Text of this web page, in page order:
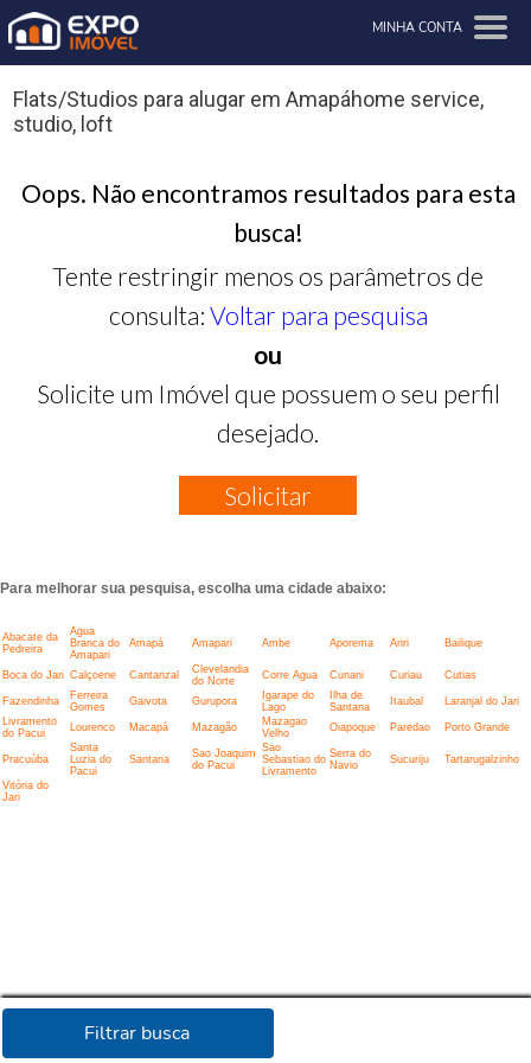
MINHA CONTA
Filtrar busca
Flats/Studios para alugar em Amapáhome service,
studio, loft
Oops. Não encontramos resultados para esta
busca!
Tente restringir menos os parâmetros de
consulta: Voltar para pesquisa
ou
Solicite um Imóvel que possuem o seu perfil
desejado.
Solicitar
Para melhorar sua pesquisa, escolha uma cidade abaixo:
Abacate da
Pedreira
Agua
Branca do
Amapari
Amapá Amapari Ambe Aporema Ariri Bailique
Boca do Jari Calçoene Cantanzal
Clevelandia
do Norte
Corre Agua Cunani Curiau Cutias
Fazendinha
Ferreira
Gomes
Gaivota Gurupora
Igarape do
Lago
Ilha de
Santana
Itaubal
Laranjal do Jari
Livramento
do Pacui
Lourenco Macapá Mazagão
Mazagao
Velho
Oiapoque Paredao Porto Grande
Pracuúba
Santa
Luzia do
Pacui
Santana
Sao Joaquim
do Pacui
Sao
Sebastiao do
Livramento
Serra do
Navio
Sucuriju Tartarugalzinho
Vitória do
Jari